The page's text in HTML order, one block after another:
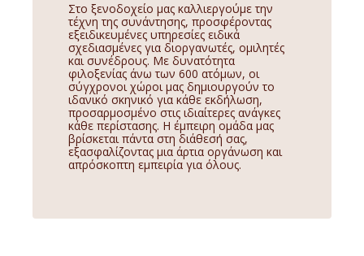
Στο ξενοδοχείο μας καλλιεργούμε την
τέχνη της συνάντησης, προσφέροντας
εξειδικευμένες υπηρεσίες ειδικά
σχεδιασμένες για διοργανωτές, ομιλητές
και συνέδρους. Με δυνατότητα
φιλοξενίας άνω των 600 ατόμων, οι
σύγχρονοι χώροι μας δημιουργούν το
ιδανικό σκηνικό για κάθε εκδήλωση,
προσαρμοσμένο στις ιδιαίτερες ανάγκες
κάθε περίστασης. Η έμπειρη ομάδα μας
βρίσκεται πάντα στη διάθεσή σας,
εξασφαλίζοντας μια άρτια οργάνωση και
απρόσκοπτη εμπειρία για όλους.